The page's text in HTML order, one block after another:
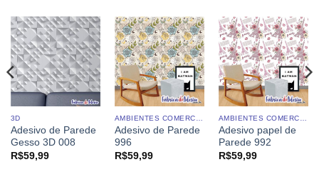
3D
Adesivo de Parede
Gesso 3D 008
R$59,99
Adesivo de Parede
996
R$59,99
Adesivo papel de
Parede 992
R$59,99